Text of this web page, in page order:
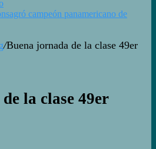
campeón panamericano de
/Buena jornada de la clase 49er
la clase 49er